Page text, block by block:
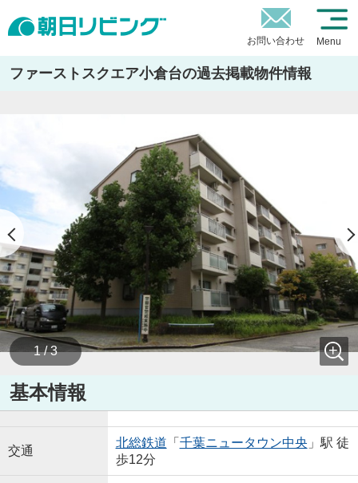
お問い合わせ Menu
ファーストスクエア小倉台の過去掲載物件情報
1 / 3
基本情報
交通
北総鉄道 「 千葉ニュータウン中央 」駅 徒
歩12分